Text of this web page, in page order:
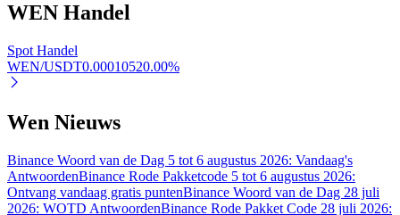
Bitrue
AI
WEN Handel
Spot Handel
WEN/USDT0.00010520.00%
Wen Nieuws
Binance Woord van de Dag 5 tot 6 augustus 2026: Vandaag's
AntwoordenBinance Rode Pakketcode 5 tot 6 augustus 2026:
Ontvang vandaag gratis puntenBinance Woord van de Dag 28 juli
2026: WOTD AntwoordenBinance Rode Pakket Code 28 juli 2026: